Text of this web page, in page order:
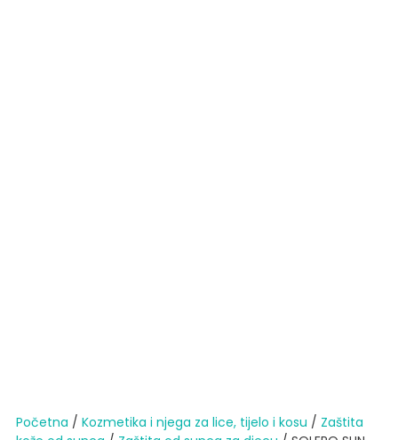
Početna / Kozmetika i njega za lice, tijelo i kosu / Zaštita